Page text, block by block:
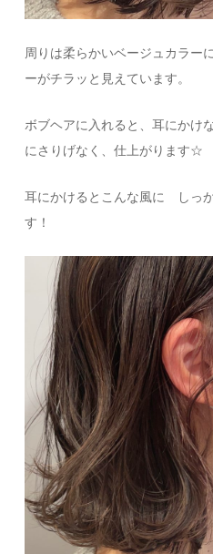
周りは柔らかいベージュカラー
ーがチラッと見えています。
ボブヘアに入れると、耳にかけ
にさりげなく、仕上がります☆
耳にかけるとこんな風に しっ
す！